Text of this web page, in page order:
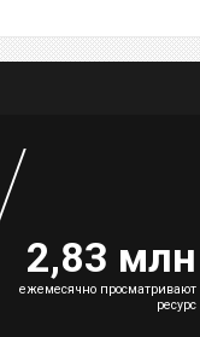
2,83 млн
ежемесячно просматривают
ресурс